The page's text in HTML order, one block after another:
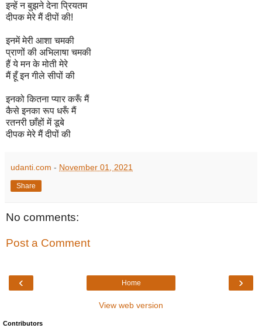
इन्हें न बुझने देना प्रियतम
दीपक मेरे मैं दीपों की!
इनमें मेरी आशा चमकी
प्राणों की अभिलाषा चमकी
हैं ये मन के मोती मेरे
मैं हूँ इन गीले सीपों की
इनको कितना प्यार करूँ मैं
कैसे इनका रूप धरूँ मैं
रतनरी छाँहों में डूबे
दीपक मेरे मैं दीपों की
udanti.com - November 01, 2021
Share
No comments:
Post a Comment
‹ ›
Home
View web version
Contributors